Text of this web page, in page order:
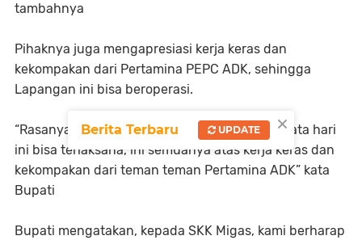
tambahnya
Pihaknya juga mengapresiasi kerja keras dan
kekompakan dari Pertamina PEPC ADK, sehingga
Lapangan ini bisa beroperasi.
“Rasanya ini seperti mission impossible, ternyata hari
ini bisa terlaksana, ini semuanya atas kerja keras dan
kekompakan dari teman teman Pertamina ADK” kata
Bupati
Bupati mengatakan, kepada SKK Migas, kami berharap
×
Berita Terbaru UPDATE